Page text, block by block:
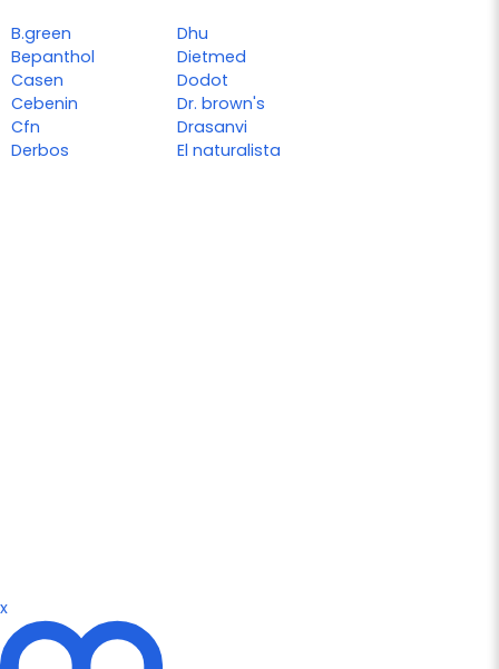
B.green
Bepanthol
Casen
Cebenin
Cfn
Derbos
Dhu
Dietmed
Dodot
Dr. brown's
Drasanvi
El naturalista
x